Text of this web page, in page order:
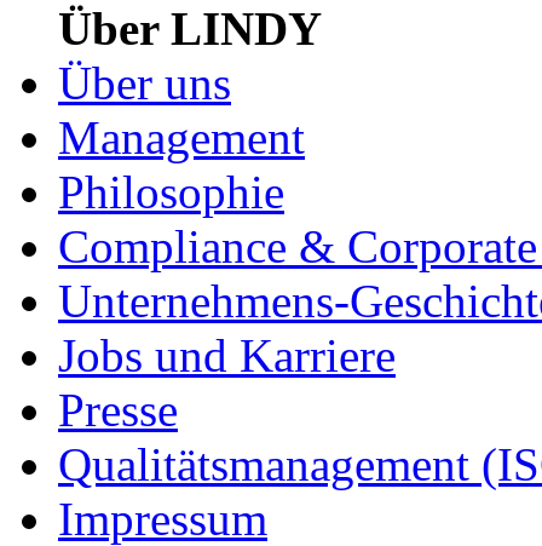
Über LINDY
Über uns
Management
Philosophie
Compliance &
Unternehmens-
Jobs und Karriere
Presse
Qualitätsmanagement
Impressum